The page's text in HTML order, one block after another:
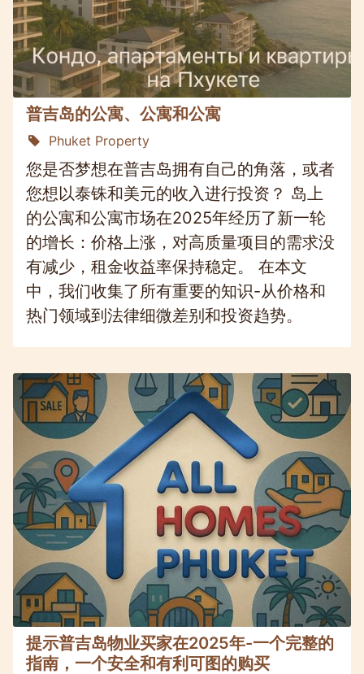
普吉岛的公寓、公寓和公寓
Phuket Property
您是否梦想在普吉岛拥有自己的角落，或者
您想以泰铢和美元的收入进行投资？ 岛上
的公寓和公寓市场在2025年经历了新一轮
的增长：价格上涨，对高质量项目的需求没
有减少，租金收益率保持稳定。 在本文
中，我们收集了所有重要的知识-从价格和
热门领域到法律细微差别和投资趋势。
提示普吉岛物业买家在2025年-一个完整的
指南，一个安全和有利可图的购买